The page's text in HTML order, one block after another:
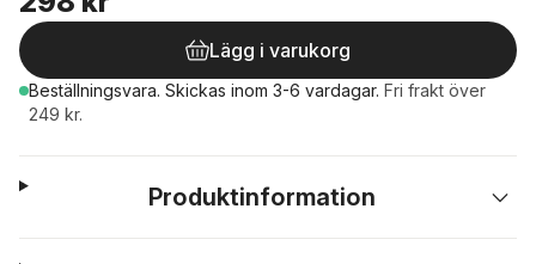
Lägg i varukorg
Beställningsvara. Skickas inom 3-6 vardagar. Fri frakt över
249 kr.
Produktinformation